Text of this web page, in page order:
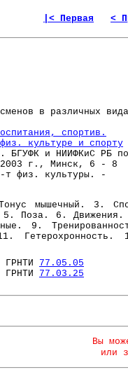
|< Первая <
в различных
спортив.
культуре и спорту
БГУФК и НИИФКиС РБ по
2003 г., Минск, 6 - 8
физ. культуры. -
мышечный. 3.
5. Поза. 6. Движения.
9.
Гетерохронность.
77.05.05
77.03.25
Вы
или